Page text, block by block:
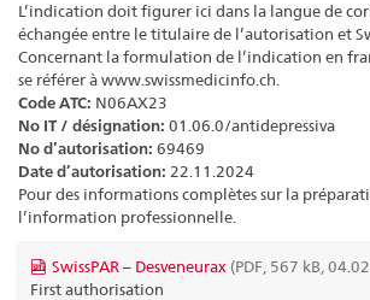
L’indication doit figurer ici dans la langue de
échangée entre le titulaire de l’autorisation et
Concernant la formulation de l’indication en
se référer à www.swissmedicinfo.ch.
Code ATC: N06AX23
No IT / désignation: 01.06.0/antidepressiva
No d’autorisation: 69469
Date d’autorisation: 22.11.2024
Pour des informations complètes sur la
l’information professionnelle.
SwissPAR – Desveneurax (PDF, 567 kB,
First authorisation